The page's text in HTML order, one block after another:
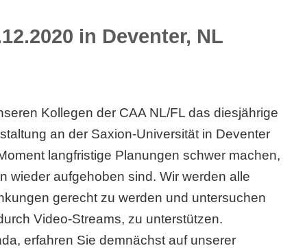
in Deventer, NL
Kollegen der CAA NL/FL das diesjährige
an der Saxion-Universität in Deventer
langfristige Planungen schwer machen,
wieder aufgehoben sind. Wir werden alle
gerecht zu werden und untersuchen
Video-Streams, zu unterstützen.
erfahren Sie demnächst auf unserer